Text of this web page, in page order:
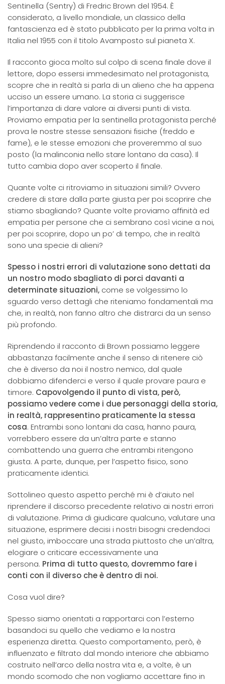
Sentinella (Sentry) di Fredric Brown del 1954. È
considerato, a livello mondiale, un classico della
fantascienza ed è stato pubblicato per la prima volta in
Italia nel 1955 con il titolo Avamposto sul pianeta X.
Il racconto gioca molto sul colpo di scena finale dove il
lettore, dopo essersi immedesimato nel protagonista,
scopre che in realtà si parla di un alieno che ha appena
ucciso un essere umano. La storia ci suggerisce
l’importanza di dare valore ai diversi punti di vista.
Proviamo empatia per la sentinella protagonista perché
prova le nostre stesse sensazioni fisiche (freddo e
fame), e le stesse emozioni che proveremmo al suo
posto (la malinconia nello stare lontano da casa). Il
tutto cambia dopo aver scoperto il finale.
Quante volte ci ritroviamo in situazioni simili? Ovvero
credere di stare dalla parte giusta per poi scoprire che
stiamo sbagliando? Quante volte proviamo affinità ed
empatia per persone che ci sembrano così vicine a noi,
per poi scoprire, dopo un po’ di tempo, che in realtà
sono una specie di alieni?
Spesso i nostri errori di valutazione sono dettati da
un nostro modo sbagliato di porci davanti a
determinate situazioni, come se volgessimo lo
sguardo verso dettagli che riteniamo fondamentali ma
che, in realtà, non fanno altro che distrarci da un senso
più profondo.
Riprendendo il racconto di Brown possiamo leggere
abbastanza facilmente anche il senso di ritenere ciò
che è diverso da noi il nostro nemico, dal quale
dobbiamo difenderci e verso il quale provare paura e
timore. Capovolgendo il punto di vista, però,
possiamo vedere come i due personaggi della storia,
in realtà, rappresentino praticamente la stessa
cosa. Entrambi sono lontani da casa, hanno paura,
vorrebbero essere da un’altra parte e stanno
combattendo una guerra che entrambi ritengono
giusta. A parte, dunque, per l’aspetto fisico, sono
praticamente identici.
Sottolineo questo aspetto perché mi è d’aiuto nel
riprendere il discorso precedente relativo ai nostri errori
di valutazione. Prima di giudicare qualcuno, valutare una
situazione, esprimere decisi i nostri bisogni credendoci
nel giusto, imboccare una strada piuttosto che un’altra,
elogiare o criticare eccessivamente una
persona. Prima di tutto questo, dovremmo fare i
conti con il diverso che è dentro di noi.
Cosa vuol dire?
Spesso siamo orientati a rapportarci con l’esterno
basandoci su quello che vediamo e la nostra
esperienza diretta. Questo comportamento, però, è
influenzato e filtrato dal mondo interiore che abbiamo
costruito nell’arco della nostra vita e, a volte, è un
mondo scomodo che non vogliamo accettare fino in